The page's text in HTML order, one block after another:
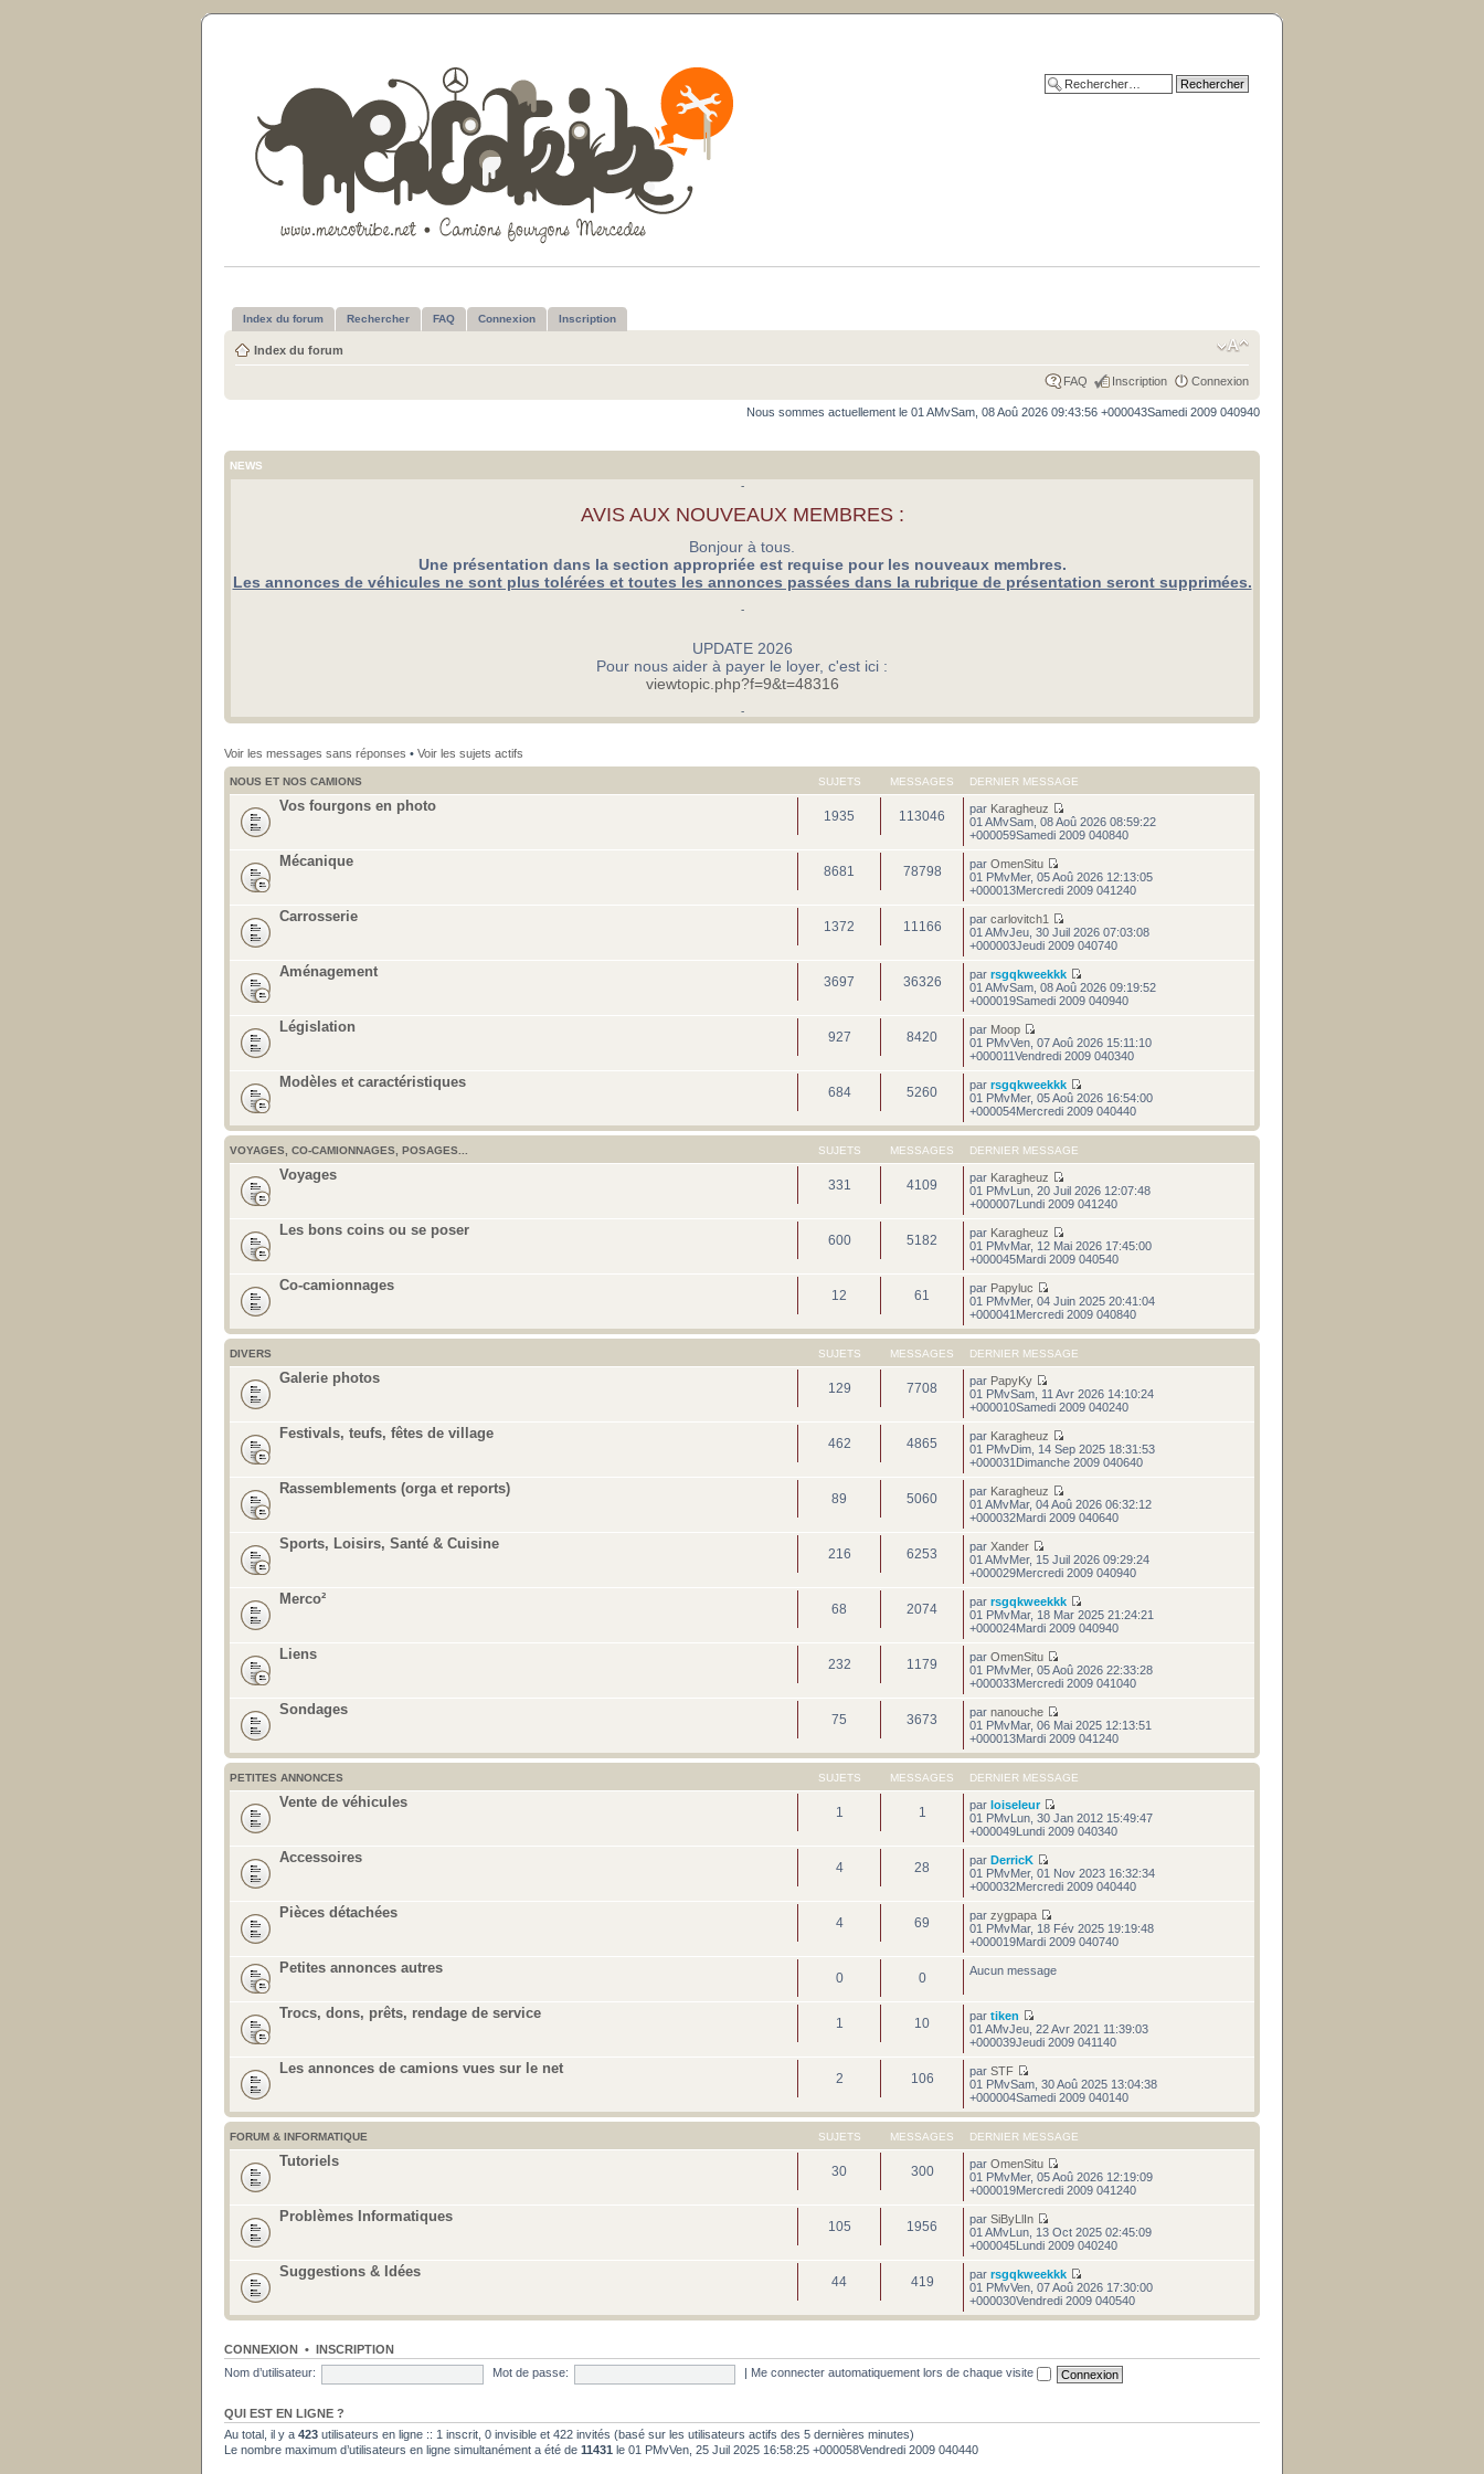
Index du forum Rechercher FAQ Connexion Inscription
Index du forum
FAQ Inscription Connexion
Nous sommes actuellement le 01 AMvSam, 08 Aoû 2026 09:43:56 +000043Samedi 2009 040940
NEWS
-
AVIS AUX NOUVEAUX MEMBRES :
Bonjour à tous.
Une présentation dans la section appropriée est requise pour les nouveaux membres.
Les annonces de véhicules ne sont plus tolérées et toutes les annonces passées dans la rubrique de présentation seront supprimées.
-
UPDATE 2026
Pour nous aider à payer le loyer, c'est ici :
viewtopic.php?f=9&t=48316
-
Voir les messages sans réponses • Voir les sujets actifs
NOUS ET NOS CAMIONS SUJETS MESSAGES DERNIER MESSAGE
Vos fourgons en photo
1935 113046 par Karagheuz
01 AMvSam, 08 Aoû 2026 08:59:22
+000059Samedi 2009 040840
Mécanique
8681 78798 parOmenSitu
01 PMvMer, 05 Aoû 2026 12:13:05
+000013Mercredi 2009 041240
Carrosserie
1372 11166 parcarlovitch1
01 AMvJeu, 30 Juil 2026 07:03:08
+000003Jeudi 2009 040740
Aménagement
3697 36326 parrsgqkweekkk
01 AMvSam, 08 Aoû 2026 09:19:52
+000019Samedi 2009 040940
Législation
927 8420 par Moop
01 PMvVen, 07 Aoû 2026 15:11:10
+000011Vendredi 2009 040340
Modèles et caractéristiques
684 5260 parrsgqkweekkk
01 PMvMer, 05 Aoû 2026 16:54:00
+000054Mercredi 2009 040440
VOYAGES, CO-CAMIONNAGES, POSAGES... SUJETS MESSAGES DERNIER MESSAGE
Voyages
331 4109 par Karagheuz
01 PMvLun, 20 Juil 2026 12:07:48
+000007Lundi 2009 041240
Les bons coins ou se poser
600 5182 par Karagheuz
01 PMvMar, 12 Mai 2026 17:45:00
+000045Mardi 2009 040540
Co-camionnages
12 61 par Papyluc
01 PMvMer, 04 Juin 2025 20:41:04
+000041Mercredi 2009 040840
DIVERS SUJETS MESSAGES DERNIER MESSAGE
Galerie photos
129 7708 par PapyKy
01 PMvSam, 11 Avr 2026 14:10:24
+000010Samedi 2009 040240
Festivals, teufs, fêtes de village
462 4865 par Karagheuz
01 PMvDim, 14 Sep 2025 18:31:53
+000031Dimanche 2009 040640
Rassemblements (orga et reports)
89 5060 par Karagheuz
01 AMvMar, 04 Aoû 2026 06:32:12
+000032Mardi 2009 040640
Sports, Loisirs, Santé & Cuisine
216 6253 parXander
01 AMvMer, 15 Juil 2026 09:29:24
+000029Mercredi 2009 040940
Merco²
68 2074 parrsgqkweekkk
01 PMvMar, 18 Mar 2025 21:24:21
+000024Mardi 2009 040940
Liens
232 1179 parOmenSitu
01 PMvMer, 05 Aoû 2026 22:33:28
+000033Mercredi 2009 041040
Sondages
75 3673 parnanouche
01 PMvMar, 06 Mai 2025 12:13:51
+000013Mardi 2009 041240
PETITES ANNONCES SUJETS MESSAGES DERNIER MESSAGE
Vente de véhicules
1 1 parloiseleur
01 PMvLun, 30 Jan 2012 15:49:47
+000049Lundi 2009 040340
Accessoires
4 28 parDerricK
01 PMvMer, 01 Nov 2023 16:32:34
+000032Mercredi 2009 040440
Pièces détachées
4 69 parzygpapa
01 PMvMar, 18 Fév 2025 19:19:48
+000019Mardi 2009 040740
Petites annonces autres
0 0 Aucun message
Trocs, dons, prêts, rendage de service
1 10 partiken
01 AMvJeu, 22 Avr 2021 11:39:03
+000039Jeudi 2009 041140
Les annonces de camions vues sur le net
2 106 parSTF
01 PMvSam, 30 Aoû 2025 13:04:38
+000004Samedi 2009 040140
FORUM & INFORMATIQUE SUJETS MESSAGES DERNIER MESSAGE
Tutoriels
30 300 parOmenSitu
01 PMvMer, 05 Aoû 2026 12:19:09
+000019Mercredi 2009 041240
Problèmes Informatiques
105 1956 parSiByLlIn
01 AMvLun, 13 Oct 2025 02:45:09
+000045Lundi 2009 040240
Suggestions & Idées
44 419 parrsgqkweekkk
01 PMvVen, 07 Aoû 2026 17:30:00
+000030Vendredi 2009 040540
CONNEXION • INSCRIPTION
Nom d’utilisateur:
Mot de passe: Me connecter automatiquement lors de chaque visite
QUI EST EN LIGNE ?
Au total, il y a 423 utilisateurs en ligne :: 1 inscrit, 0 invisible et 422 invités (basé sur les utilisateurs actifs des 5 dernières minutes)
Le nombre maximum d’utilisateurs en ligne simultanément a été de 11431 le 01 PMvVen, 25 Juil 2025 16:58:25 +000058Vendredi 2009 040440